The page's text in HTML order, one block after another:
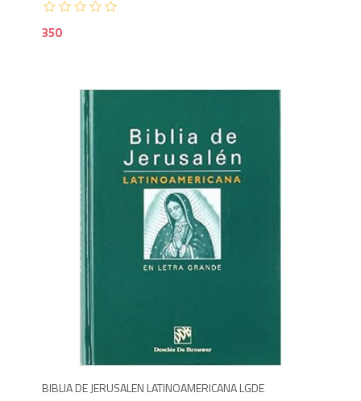
350
BIBLIA DE JERUSALEN LATINOAMERICANA LGDE